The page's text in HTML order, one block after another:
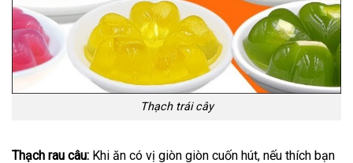
Thạch trái cây
Thạch rau câu: Khi ăn có vị giòn giòn cuốn hút, nếu thích bạn